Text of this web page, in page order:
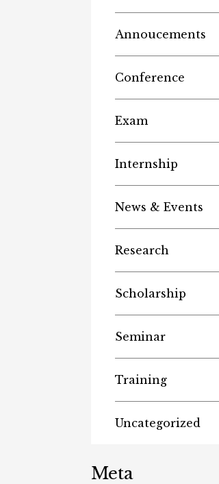
Annoucements
Conference
Exam
Internship
News & Events
Research
Scholarship
Seminar
Training
Uncategorized
Meta